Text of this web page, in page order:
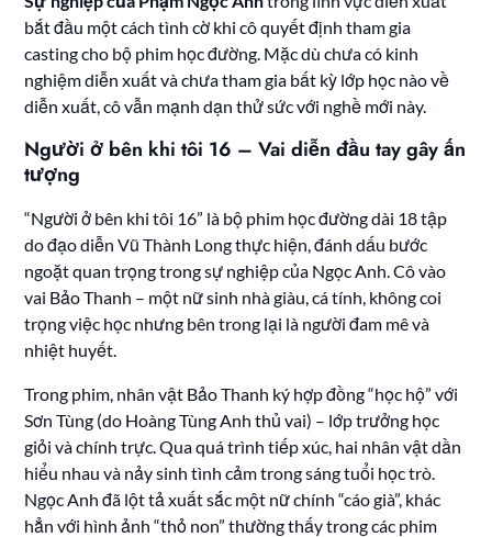
bắt đầu một cách tình cờ khi cô quyết định tham gia
casting cho bộ phim học đường. Mặc dù chưa có kinh
nghiệm diễn xuất và chưa tham gia bất kỳ lớp học nào về
diễn xuất, cô vẫn mạnh dạn thử sức với nghề mới này.
Người ở bên khi tôi 16 – Vai diễn đầu tay gây ấn
tượng
“Người ở bên khi tôi 16” là bộ phim học đường dài 18 tập
do đạo diễn Vũ Thành Long thực hiện, đánh dấu bước
ngoặt quan trọng trong sự nghiệp của Ngọc Anh. Cô vào
vai Bảo Thanh – một nữ sinh nhà giàu, cá tính, không coi
trọng việc học nhưng bên trong lại là người đam mê và
nhiệt huyết.
Trong phim, nhân vật Bảo Thanh ký hợp đồng “học hộ” với
Sơn Tùng (do Hoàng Tùng Anh thủ vai) – lớp trưởng học
giỏi và chính trực. Qua quá trình tiếp xúc, hai nhân vật dần
hiểu nhau và nảy sinh tình cảm trong sáng tuổi học trò.
Ngọc Anh đã lột tả xuất sắc một nữ chính “cáo già”, khác
hẳn với hình ảnh “thỏ non” thường thấy trong các phim